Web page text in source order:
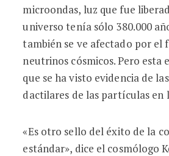
microondas, luz que fue
universo tenía sólo 380.000
también se ve afectado por el
neutrinos cósmicos. Pero esta
que se ha visto evidencia de
dactilares de las partículas en
«Es otro sello del éxito de la
estándar», dice el cosmólogo